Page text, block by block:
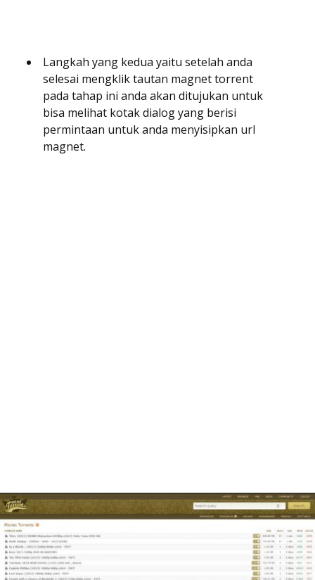
Langkah yang kedua yaitu setelah anda
selesai mengklik tautan magnet torrent
pada tahap ini anda akan ditujukan untuk
bisa melihat kotak dialog yang berisi
permintaan untuk anda menyisipkan url
magnet.